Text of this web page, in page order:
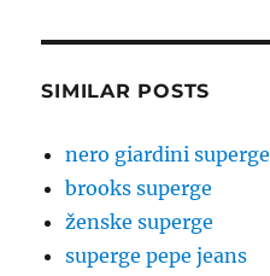
SIMILAR POSTS
nero giardini superge
brooks superge
ženske superge
superge pepe jeans